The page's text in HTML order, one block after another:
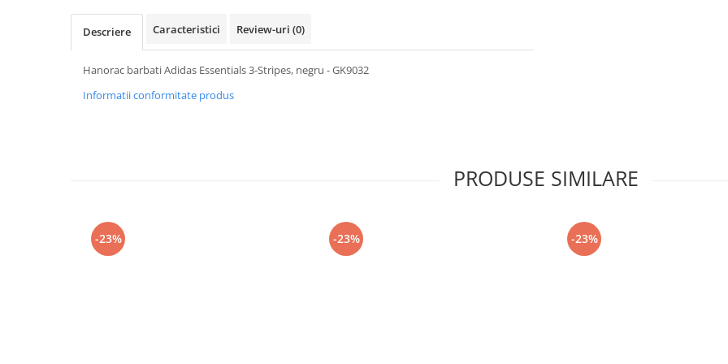
Descriere Caracteristici Review-uri (0)
Hanorac barbati Adidas Essentials 3-Stripes, negru - GK9032
Informatii conformitate produs
PRODUSE SIMILARE
-23% -23% -23%